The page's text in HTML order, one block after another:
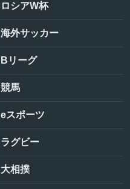
ロシアW杯
海外サッカー
Bリーグ
競馬
eスポーツ
ラグビー
大相撲